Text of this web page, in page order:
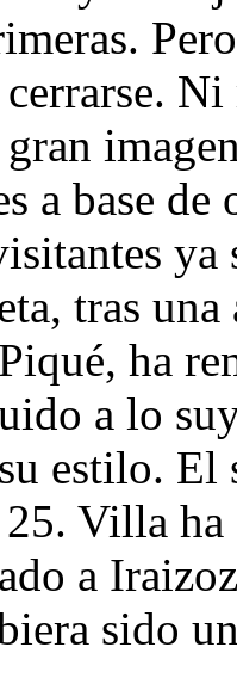
a base
tras
ha
a lo
estilo. El
Villa ha
a
sido